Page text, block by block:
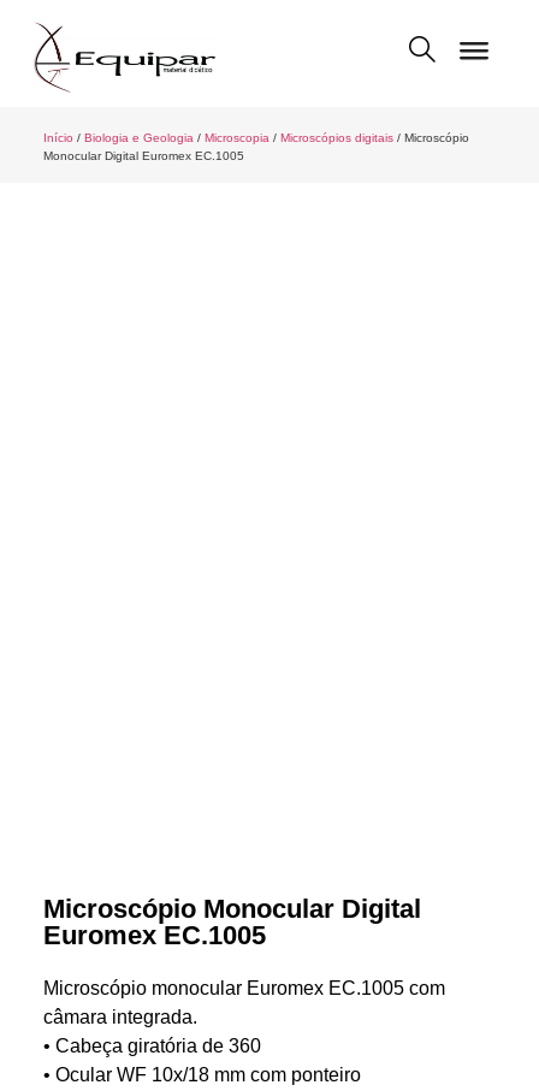
Início / Biologia e Geologia / Microscopia / Microscópios digitais/ Microscópio
Monocular Digital Euromex EC.1005
Microscópio Monocular Digital
Euromex EC.1005
Microscópio monocular Euromex EC.1005 com
câmara integrada.
• Cabeça giratória de 360
• Ocular WF 10x/18 mm com ponteiro